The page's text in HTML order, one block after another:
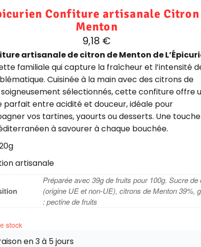
Confiture artisanale Citron
Menton
9,18 €
artisanale de citron de Menton de
familiale qui capture la fraîcheur et l’intensité
Cuisinée à la main avec des citrons de
sélectionnés, cette confiture offre
parfait entre acidité et douceur, idéale pour
vos tartines, yaourts ou desserts. Une
à savourer à chaque bouchée.
artisanale
Préparée avec 39g de fruits pour 100g. Sucre de
(origine UE et non-UE), citrons de Menton 39%,
: pectine de fruits
stock
en 3 à 5 jours